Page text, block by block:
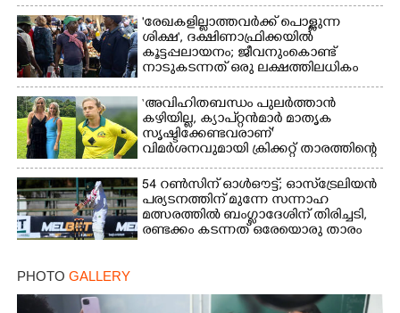
'രേഖകളില്ലാത്തവർക്ക് പൊള്ളുന്ന
ശിക്ഷ', ദക്ഷിണാഫ്രിക്കയിൽ
കൂട്ടപ്പലായനം; ജീവനുംകൊണ്ട്
നാടുകടന്നത് ഒരു ലക്ഷത്തിലധികം
പേർ
‘അവിഹിതബന്ധം പുലർത്താൻ
കഴിയില്ല,​ ക്യാപ്റ്റൻമാർ മാതൃക
സൃഷ്ടിക്കേണ്ടവരാണ്'
വിമർശനവുമായി ക്രിക്കറ്റ് താരത്തിന്റെ
ഭാര്യ
54 റൺസിന് ഓൾഔട്ട്; ഓസ്‌ട്രേലിയൻ
പര്യടനത്തിന് മുന്നേ സന്നാഹ
മത്സരത്തിൽ ബംഗ്ലാദേശിന് തിരിച്ചടി,
രണ്ടക്കം കടന്നത് ഒരേയൊരു താരം
PHOTO GALLERY